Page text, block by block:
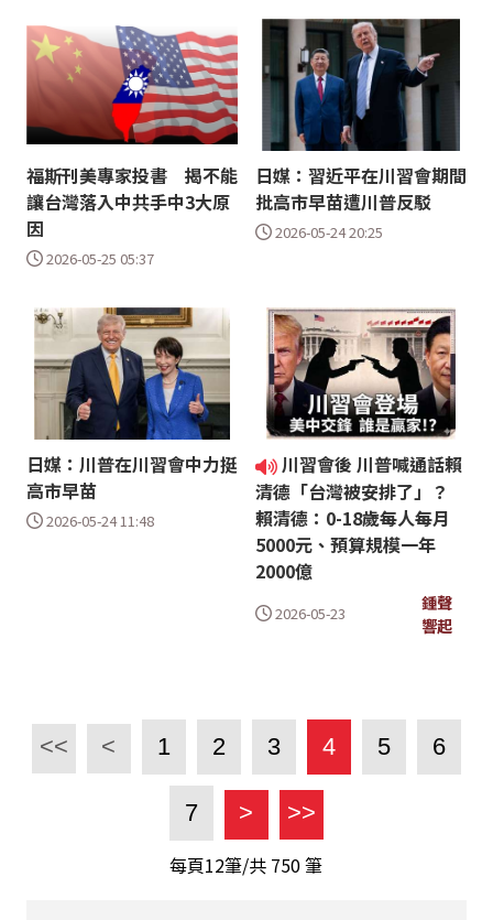
福斯刊美專家投書 揭不能
讓台灣落入中共手中3大原
因
2026-05-25 05:37
日媒：習近平在川習會期間
批高市早苗遭川普反駁
2026-05-24 20:25
日媒：川普在川習會中力挺
高市早苗
2026-05-24 11:48
川習會後 川普喊通話賴
清德「台灣被安排了」？
賴清德：0-18歲每人每月
5000元、預算規模一年
2000億
2026-05-23
鍾聲
響起
<< < 1 2 3 4 5 6
7 > >>
每頁12筆/共 750筆